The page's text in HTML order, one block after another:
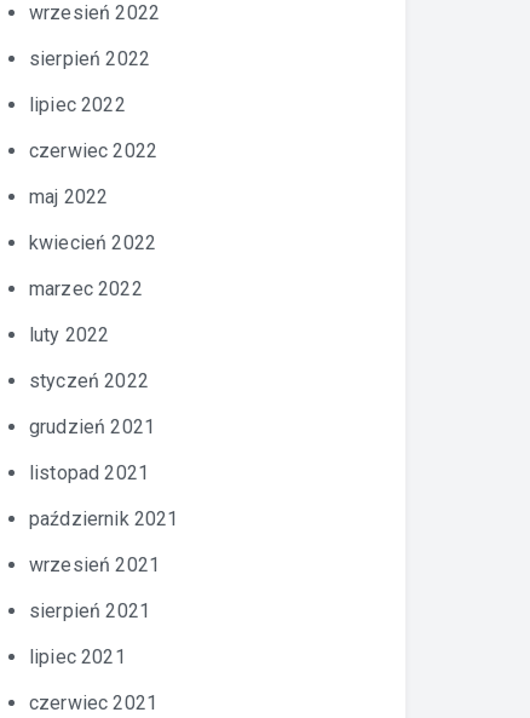
wrzesień 2022
sierpień 2022
lipiec 2022
czerwiec 2022
maj 2022
kwiecień 2022
marzec 2022
luty 2022
styczeń 2022
grudzień 2021
listopad 2021
październik 2021
wrzesień 2021
sierpień 2021
lipiec 2021
czerwiec 2021